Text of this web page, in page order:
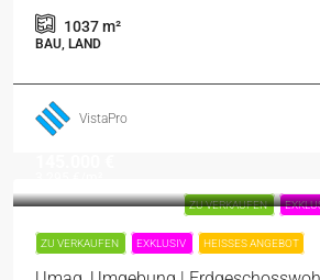
1037m²
BAU, LAND
VistaPro
ZU VERKAUFEN
ZU VERKAUFEN EXKLUSIV HEISSES ANGEBOT